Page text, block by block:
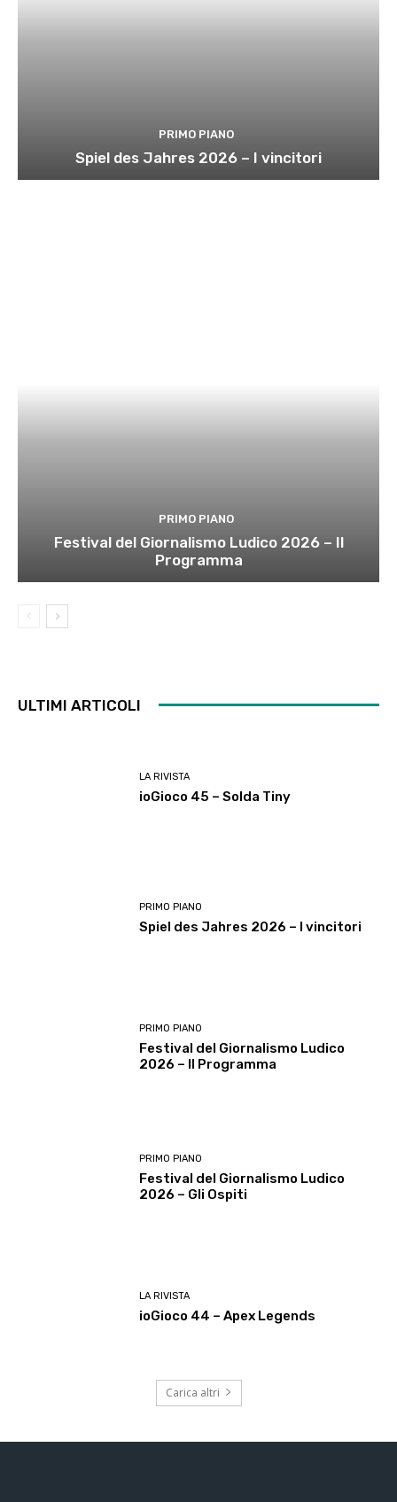
PRIMO PIANO
Spiel des Jahres 2026 – I vincitori
PRIMO PIANO
Festival del Giornalismo Ludico 2026 – Il
Programma
ULTIMI ARTICOLI
LA RIVISTA
ioGioco 45 – Solda Tiny
PRIMO PIANO
Spiel des Jahres 2026 – I vincitori
PRIMO PIANO
Festival del Giornalismo Ludico
2026 – Il Programma
PRIMO PIANO
Festival del Giornalismo Ludico
2026 – Gli Ospiti
LA RIVISTA
ioGioco 44 – Apex Legends
Carica altri